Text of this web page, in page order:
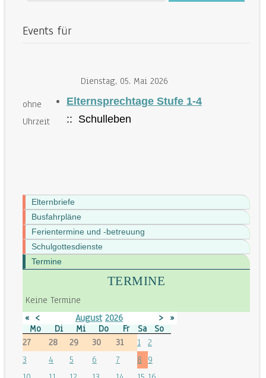
Events für
Dienstag, 05. Mai 2026
ohne
Uhrzeit
Elternsprechtage Stufe 1-4
:: Schulleben
Elternbriefe
Busfahrpläne
Ferientermine und -betreuung
Schulgottesdienste
Termine
TERMINE
Keine Termine
« < August 2026 > »
Mo
Di Mi Do Fr Sa
So
27
28 29 30 31 1
2
3
4 5 6 7 8 9